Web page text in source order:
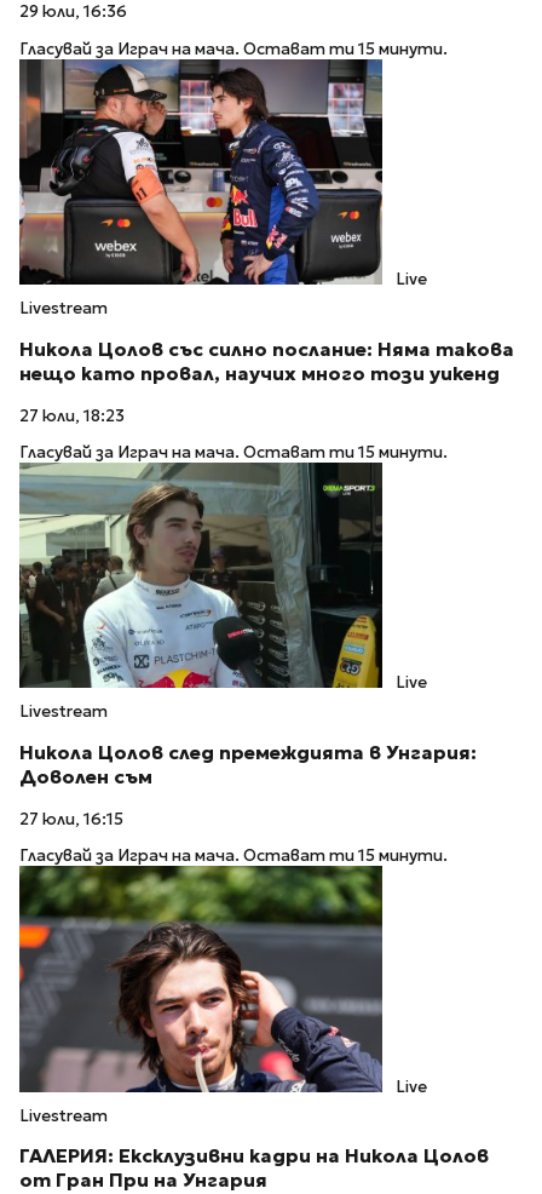
29 юли, 16:36
Гласувай за Играч на мача. Остават ти 15 минути.
Live
Livestream
Никола Цолов със силно послание: Няма такова
нещо като провал, научих много този уикенд
27 юли, 18:23
Гласувай за Играч на мача. Остават ти 15 минути.
Live
Livestream
Никола Цолов след премеждията в Унгария:
Доволен съм
27 юли, 16:15
Гласувай за Играч на мача. Остават ти 15 минути.
Live
Livestream
ГАЛЕРИЯ: Ексклузивни кадри на Никола Цолов
от Гран При на Унгария